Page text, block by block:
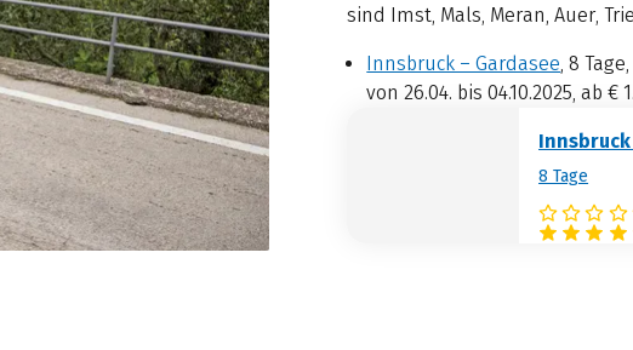
sind Imst, Mals, Meran, Auer,
Innsbruck – Gardasee, 8
von 26.04. bis 04.10.2025, ab €
8 Tage